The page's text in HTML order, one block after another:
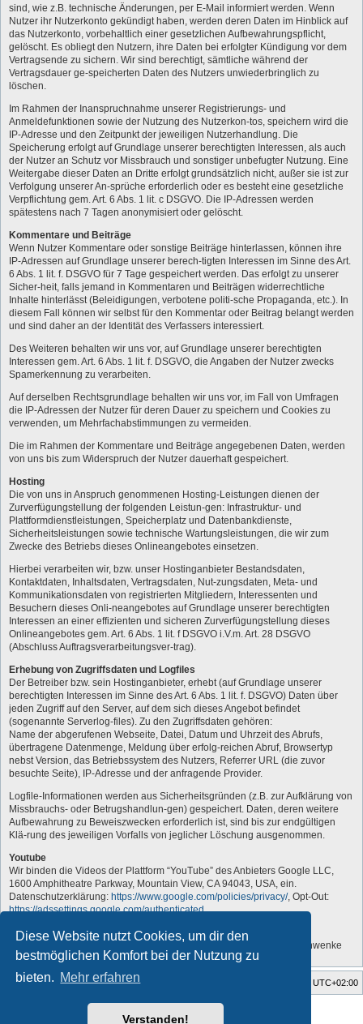
Diese Website nutzt Cookies, um dir den
bestmöglichen Komfort bei der Nutzung zu
bieten. Mehr erfahren
Verstanden!
sind, wie z.B. technische Änderungen, per E-Mail informiert werden. Wenn
Nutzer ihr Nutzerkonto gekündigt haben, werden deren Daten im Hinblick auf
das Nutzerkonto, vorbehaltlich einer gesetzlichen Aufbewahrungspflicht,
gelöscht. Es obliegt den Nutzern, ihre Daten bei erfolgter Kündigung vor dem
Vertragsende zu sichern. Wir sind berechtigt, sämtliche während der
Vertragsdauer ge-speicherten Daten des Nutzers unwiederbringlich zu
löschen.
Im Rahmen der Inanspruchnahme unserer Registrierungs- und
Anmeldefunktionen sowie der Nutzung des Nutzerkon-tos, speichern wird die
IP-Adresse und den Zeitpunkt der jeweiligen Nutzerhandlung. Die
Speicherung erfolgt auf Grundlage unserer berechtigten Interessen, als auch
der Nutzer an Schutz vor Missbrauch und sonstiger unbefugter Nutzung. Eine
Weitergabe dieser Daten an Dritte erfolgt grundsätzlich nicht, außer sie ist zur
Verfolgung unserer An-sprüche erforderlich oder es besteht eine gesetzliche
Verpflichtung gem. Art. 6 Abs. 1 lit. c DSGVO. Die IP-Adressen werden
spätestens nach 7 Tagen anonymisiert oder gelöscht.
Kommentare und Beiträge
Wenn Nutzer Kommentare oder sonstige Beiträge hinterlassen, können ihre
IP-Adressen auf Grundlage unserer berech-tigten Interessen im Sinne des Art.
6 Abs. 1 lit. f. DSGVO für 7 Tage gespeichert werden. Das erfolgt zu unserer
Sicher-heit, falls jemand in Kommentaren und Beiträgen widerrechtliche
Inhalte hinterlässt (Beleidigungen, verbotene politi-sche Propaganda, etc.). In
diesem Fall können wir selbst für den Kommentar oder Beitrag belangt werden
und sind daher an der Identität des Verfassers interessiert.
Des Weiteren behalten wir uns vor, auf Grundlage unserer berechtigten
Interessen gem. Art. 6 Abs. 1 lit. f. DSGVO, die Angaben der Nutzer zwecks
Spamerkennung zu verarbeiten.
Auf derselben Rechtsgrundlage behalten wir uns vor, im Fall von Umfragen
die IP-Adressen der Nutzer für deren Dauer zu speichern und Cookies zu
verwenden, um Mehrfachabstimmungen zu vermeiden.
Die im Rahmen der Kommentare und Beiträge angegebenen Daten, werden
von uns bis zum Widerspruch der Nutzer dauerhaft gespeichert.
Hosting
Die von uns in Anspruch genommenen Hosting-Leistungen dienen der
Zurverfügungstellung der folgenden Leistun-gen: Infrastruktur- und
Plattformdienstleistungen, Speicherplatz und Datenbankdienste,
Sicherheitsleistungen sowie technische Wartungsleistungen, die wir zum
Zwecke des Betriebs dieses Onlineangebotes einsetzen.
Hierbei verarbeiten wir, bzw. unser Hostinganbieter Bestandsdaten,
Kontaktdaten, Inhaltsdaten, Vertragsdaten, Nut-zungsdaten, Meta- und
Kommunikationsdaten von registrierten Mitgliedern, Interessenten und
Besuchern dieses Onli-neangebotes auf Grundlage unserer berechtigten
Interessen an einer effizienten und sicheren Zurverfügungstellung dieses
Onlineangebotes gem. Art. 6 Abs. 1 lit. f DSGVO i.V.m. Art. 28 DSGVO
(Abschluss Auftragsverarbeitungsver-trag).
Erhebung von Zugriffsdaten und Logfiles
Der Betreiber bzw. sein Hostinganbieter, erhebt (auf Grundlage unserer
berechtigten Interessen im Sinne des Art. 6 Abs. 1 lit. f. DSGVO) Daten über
jeden Zugriff auf den Server, auf dem sich dieses Angebot befindet
(sogenannte Serverlog-files). Zu den Zugriffsdaten gehören:
Name der abgerufenen Webseite, Datei, Datum und Uhrzeit des Abrufs,
übertragene Datenmenge, Meldung über erfolg-reichen Abruf, Browsertyp
nebst Version, das Betriebssystem des Nutzers, Referrer URL (die zuvor
besuchte Seite), IP-Adresse und der anfragende Provider.
Logfile-Informationen werden aus Sicherheitsgründen (z.B. zur Aufklärung von
Missbrauchs- oder Betrugshandlun-gen) gespeichert. Daten, deren weitere
Aufbewahrung zu Beweiszwecken erforderlich ist, sind bis zur endgültigen
Klä-rung des jeweiligen Vorfalls von jeglicher Löschung ausgenommen.
Youtube
Wir binden die Videos der Plattform “YouTube” des Anbieters Google LLC,
1600 Amphitheatre Parkway, Mountain View, CA 94043, USA, ein.
Datenschutzerklärung: https://www.google.com/policies/privacy/, Opt-Out:
https://adssettings.google.com/authenticated.
„Vom Administrator angepasst“
Quelle: Erstellt mit Datenschutz-Generator.de von RA Dr. Thomas Schwenke
Foren-Übersicht UTC+02:00
forum tricolor tv
Powered byphpBB® Forum Software © phpBB Limited